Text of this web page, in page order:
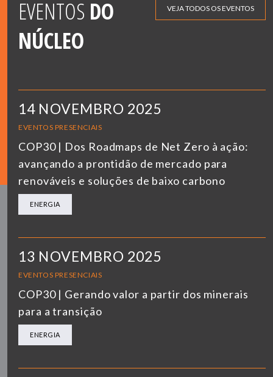
EVENTOS DO
NÚCLEO
VEJA TODOS OS EVENTOS
14 NOVEMBRO 2025
EVENTOS PRESENCIAIS
COP30 | Dos Roadmaps de Net Zero à ação:
avançando a prontidão de mercado para
renováveis e soluções de baixo carbono
ENERGIA
13 NOVEMBRO 2025
EVENTOS PRESENCIAIS
COP30 | Gerando valor a partir dos minerais
para a transição
ENERGIA